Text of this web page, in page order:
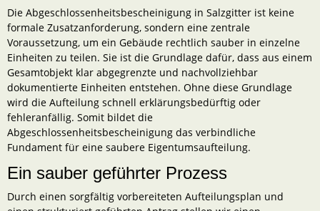
Die Abgeschlossenheitsbescheinigung in Salzgitter ist keine
formale Zusatzanforderung, sondern eine zentrale
Voraussetzung, um ein Gebäude rechtlich sauber in einzelne
Einheiten zu teilen. Sie ist die Grundlage dafür, dass aus einem
Gesamtobjekt klar abgegrenzte und nachvollziehbar
dokumentierte Einheiten entstehen. Ohne diese Grundlage
wird die Aufteilung schnell erklärungsbedürftig oder
fehleranfällig. Somit bildet die
Abgeschlossenheitsbescheinigung das verbindliche
Fundament für eine saubere Eigentumsaufteilung.
Ein sauber geführter Prozess
Durch einen sorgfältig vorbereiteten Aufteilungsplan und